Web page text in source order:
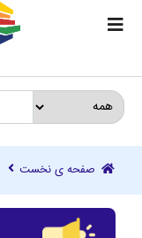
صفحه ی نخست